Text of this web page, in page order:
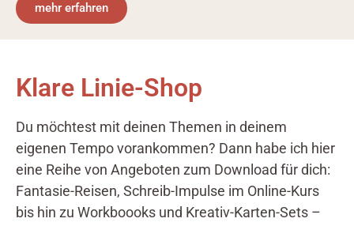
mehr erfahren
Klare Linie-Shop
Du möchtest mit deinen Themen in deinem
eigenen Tempo vorankommen? Dann habe ich hier
eine Reihe von Angeboten zum Download für dich:
Fantasie-Reisen, Schreib-Impulse im Online-Kurs
bis hin zu Workboooks und Kreativ-Karten-Sets –